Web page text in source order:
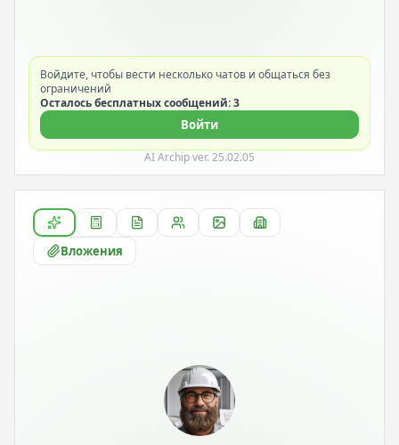
Войдите, чтобы вести несколько чатов и общаться без
ограничений
Осталось бесплатных сообщений: 3
Войти
AI Archip ver. 25.02.05
Вложения